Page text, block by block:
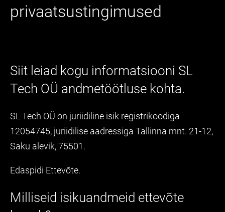
privaatsustingimused
Siit leiad kogu informatsiooni SL
Tech OÜ andmetöötluse kohta.
SL Tech OÜ on juriidiline isik registrikoodiga
12054745, juriidilise aadressiga Tallinna mnt. 21-12,
Saku alevik, 75501.
Edaspidi Ettevõte.
Milliseid isikuandmeid ettevõte